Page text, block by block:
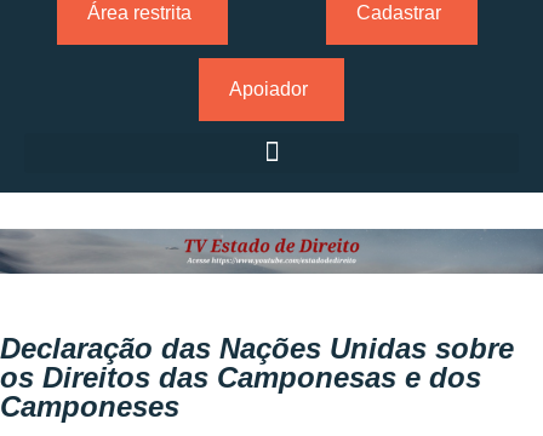
Área restrita Cadastrar
Apoiador
Declaração das Nações Unidas sobre
os Direitos das Camponesas e dos
Camponeses